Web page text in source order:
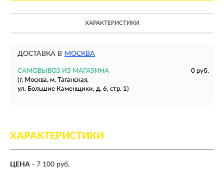
ХАРАКТЕРИСТИКИ
ДОСТАВКА В МОСКВА
САМОВЫВОЗ ИЗ МАГАЗИНА
0 руб.
(г. Москва, м. Таганская,
ул. Большие Каменщики, д. 6, стр. 1)
ХАРАКТЕРИСТИКИ
ЦЕНА - 7 100 руб.